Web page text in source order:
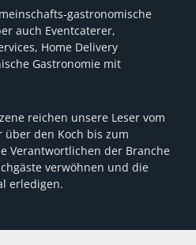
gastronomische
auch Eventcaterer,
Home Delivery
Gastronomie mit
reichen unsere Leser vom
den Koch bis zum
Verantwortlichen der Branche
verwöhnen und die
erledigen.